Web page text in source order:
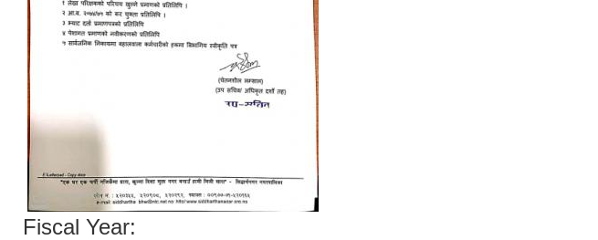
Fiscal Year: